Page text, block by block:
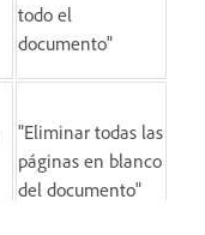
todo el
documento"
"Eliminar todas las
páginas en blanco
del documento"